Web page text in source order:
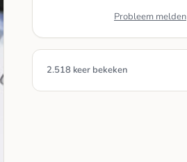
Probleem melden
2.518 keer bekeken